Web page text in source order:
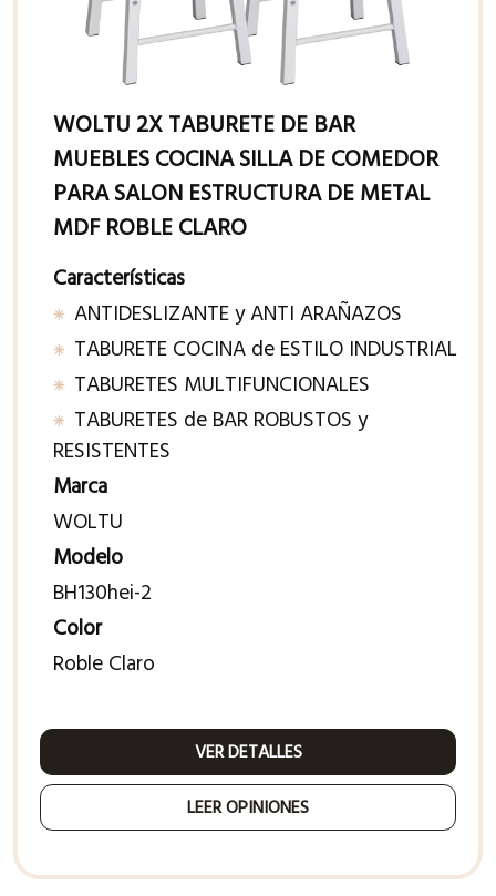
WOLTU 2X TABURETE DE BAR
MUEBLES COCINA SILLA DE COMEDOR
PARA SALON ESTRUCTURA DE METAL
MDF ROBLE CLARO
Características
ANTIDESLIZANTE y ANTI ARAÑAZOS
TABURETE COCINA de ESTILO INDUSTRIAL
TABURETES MULTIFUNCIONALES
TABURETES de BAR ROBUSTOS y
RESISTENTES
Marca
WOLTU
Modelo
BH130hei-2
Color
Roble Claro
VER DETALLES
LEER OPINIONES